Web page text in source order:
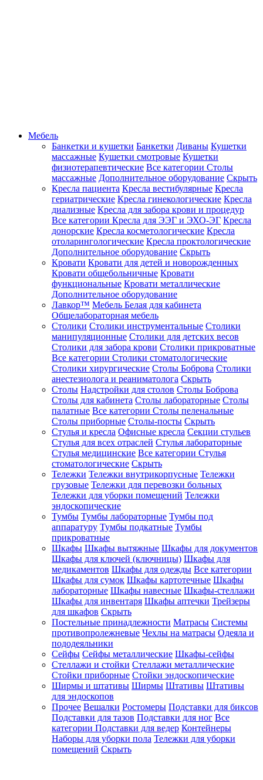
Мебель
Банкетки и кушетки Банкетки Диваны Кушетки
массажные Кушетки смотровые Кушетки
физиотерапевтические Все категории Столы
массажные Дополнительное оборудование Скрыть
Кресла пациента Кресла вестибулярные Кресла
гериатрические Кресла гинекологические Кресла
диализные Кресла для забора крови и процедур
Все категории Кресла для ЭЭГ и ЭХО-ЭГ Кресла
донорские Кресла косметологические Кресла
отоларингологические Кресла проктологические
Дополнительное оборудование Скрыть
Кровати Кровати для детей и новорожденных
Кровати общебольничные Кровати
функциональные Кровати металлические
Дополнительное оборудование
Лавкор™ Мебель Белая для кабинета
Общелабораторная мебель
Столики Столики инструментальные Столики
манипуляционные Столики для детских весов
Столики для забора крови Столики прикроватные
Все категории Столики стоматологические
Столики хирургические Столы Боброва Столики
анестезиолога и реаниматолога Скрыть
Столы Надстройки для столов Столы Боброва
Столы для кабинета Столы лабораторные Столы
палатные Все категории Столы пеленальные
Столы приборные Столы-посты Скрыть
Стулья и кресла Офисные кресла Секции стульев
Стулья для всех отраслей Стулья лабораторные
Стулья медицинские Все категории Стулья
стоматологические Скрыть
Тележки Тележки внутрикорпусные Тележки
грузовые Тележки для перевозки больных
Тележки для уборки помещений Тележки
эндоскопические
Тумбы Тумбы лабораторные Тумбы под
аппаратуру Тумбы подкатные Тумбы
прикроватные
Шкафы Шкафы вытяжные Шкафы для документов
Шкафы для ключей (ключницы) Шкафы для
медикаментов Шкафы для одежды Все категории
Шкафы для сумок Шкафы картотечные Шкафы
лабораторные Шкафы навесные Шкафы-стеллажи
Шкафы для инвентаря Шкафы аптечки Трейзеры
для шкафов Скрыть
Постельные принадлежности Матрасы Системы
противопролежневые Чехлы на матрасы Одеяла и
пододеяльники
Сейфы Сейфы металлические Шкафы-сейфы
Стеллажи и стойки Стеллажи металлические
Стойки приборные Стойки эндоскопические
Ширмы и штативы Ширмы Штативы Штативы
для эндоскопов
Прочее Вешалки Ростомеры Подставки для биксов
Подставки для тазов Подставки для ног Все
категории Подставки для ведер Контейнеры
Наборы для уборки пола Тележки для уборки
помещений Скрыть